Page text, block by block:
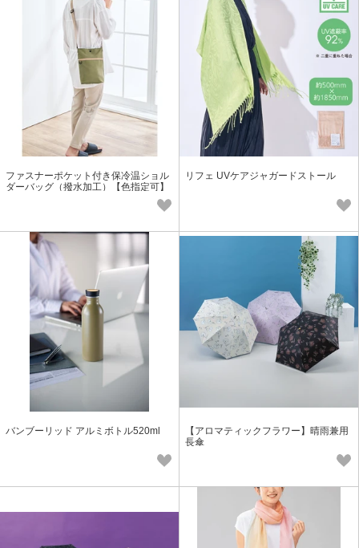
ファスナーポケット付き保冷温ショル
ダーバッグ（撥水加工）【色指定可】
リフェ UVケアジャガードストール
バンブーリッド アルミボトル520ml
【アロマティックフラワー】晴雨兼用
長傘